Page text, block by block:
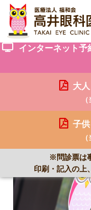
インターネット予
大
子
※問診票は
印刷・記入の上